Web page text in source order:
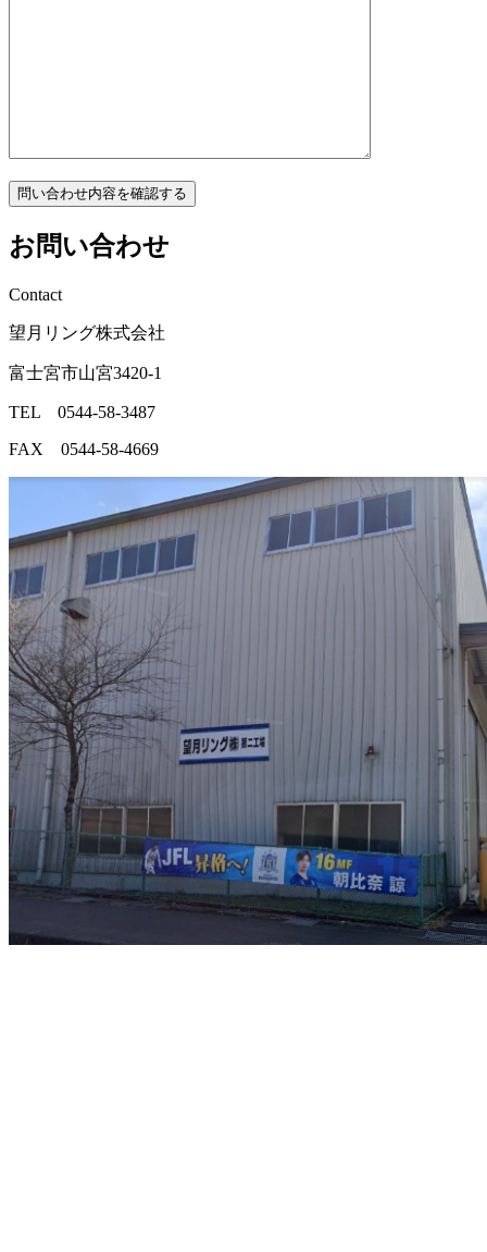
お問い合わせ
Contact
望月リング株式会社
富士宮市山宮3420-1
TEL 0544-58-3487
FAX 0544-58-4669